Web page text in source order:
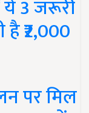
3 जरूरी
₹2,000
पर मिल